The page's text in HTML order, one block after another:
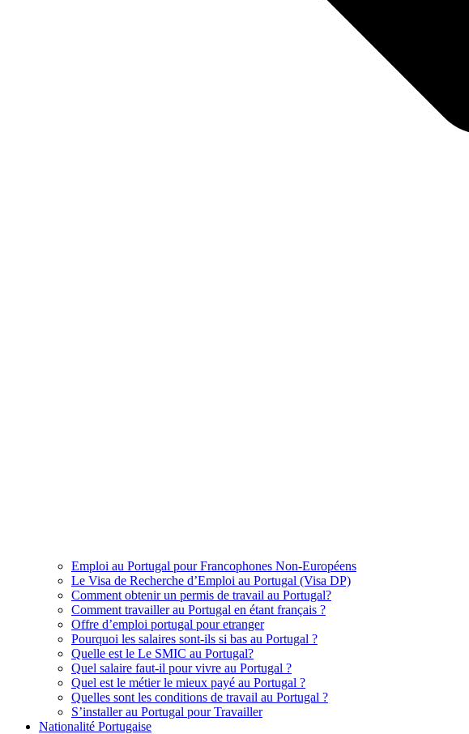
Emploi au Portugal pour Francophones Non-Européens
Le Visa de Recherche d’Emploi au Portugal (Visa DP)
Comment obtenir un permis de travail au Portugal?
Comment travailler au Portugal en étant français ?
Offre d’emploi portugal pour etranger
Pourquoi les salaires sont-ils si bas au Portugal ?
Quelle est le Le SMIC au Portugal?
Quel salaire faut-il pour vivre au Portugal ?
Quel est le métier le mieux payé au Portugal ?
Quelles sont les conditions de travail au Portugal ?
S’installer au Portugal pour Travailler
Nationalité Portugaise